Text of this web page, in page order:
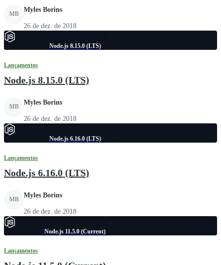
MB
Myles Borins
26 de dez. de 2018
Node.js 8.15.0 (LTS)
Lançamentos
Node.js 8.15.0 (LTS)
MB
Myles Borins
26 de dez. de 2018
Node.js 6.16.0 (LTS)
Lançamentos
Node.js 6.16.0 (LTS)
MB
Myles Borins
26 de dez. de 2018
Node.js 11.5.0 (Current)
Lançamentos